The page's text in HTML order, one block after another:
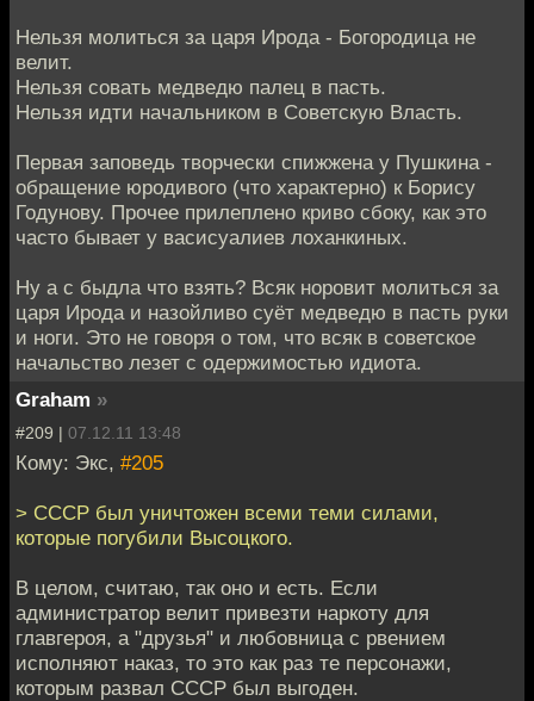
Нельзя молиться за царя Ирода - Богородица не
велит.
Нельзя совать медведю палец в пасть.
Нельзя идти начальником в Советскую Власть.
Первая заповедь творчески спижжена у Пушкина -
обращение юродивого (что характерно) к Борису
Годунову. Прочее прилеплено криво сбоку, как это
часто бывает у васисуалиев лоханкиных.
Ну а с быдла что взять? Всяк норовит молиться за
царя Ирода и назойливо суёт медведю в пасть руки
и ноги. Это не говоря о том, что всяк в советское
начальство лезет с одержимостью идиота.
Graham »
#209 | 07.12.11 13:48
Кому: Экс, #205
> СССР был уничтожен всеми теми силами,
которые погубили Высоцкого.
В целом, считаю, так оно и есть. Если
администратор велит привезти наркоту для
главгероя, а "друзья" и любовница с рвением
исполняют наказ, то это как раз те персонажи,
которым развал СССР был выгоден.